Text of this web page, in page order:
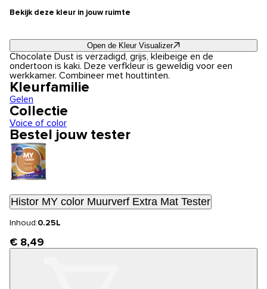
Bekijk deze kleur in jouw ruimte
Open de Kleur Visualizer
Chocolate Dust is verzadigd, grijs, kleibeige en de
ondertoon is kaki. Deze verfkleur is geweldig voor een
werkkamer. Combineer met houttinten.
Kleurfamilie
Gelen
Collectie
Voice of color
Bestel jouw tester
Histor MY color Muurverf Extra Mat Tester
Inhoud:0.25L
€ 8,49